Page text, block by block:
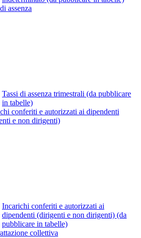
assenza
Tassi di assenza trimestrali (da pubblicare
in tabelle)
conferiti e autorizzati ai dipendenti
e non dirigenti)
Incarichi conferiti e autorizzati ai
dipendenti (dirigenti e non dirigenti) (da
pubblicare in tabelle)
collettiva